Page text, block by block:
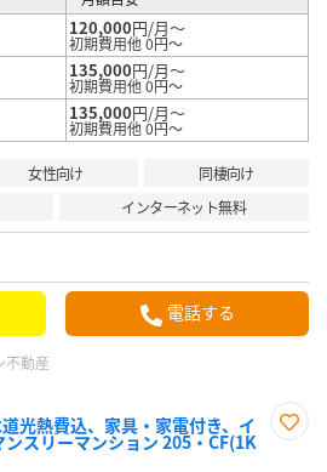
120,000円/月～
初期費用他 0円～
135,000円/月～
初期費用他 0円～
135,000円/月～
初期費用他 0円～
女性向け
同棲向け
インターネット無料
電話する
不動産
光熱費込、家具・家電付き、イ
スリーマンション 205・CF(1K